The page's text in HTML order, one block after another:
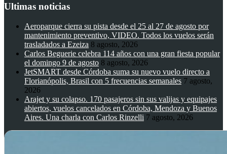
Ultimas noticias
Aeroparque cierra su pista desde el 25 al 27 de agosto por
mantenimiento preventivo, VIDEO. Todos los vuelos serán
trasladados a Ezeiza 8 agosto, 2026
Carlos Beguerie celebra 114 años con una gran fiesta popular
el domingo 9 de agosto 8 agosto, 2026
JetSMART desde Córdoba suma su nuevo vuelo directo a
Florianópolis, Brasil con 5 frecuencias semanales 7 agosto,
2026
Arajet y su colapso. 170 pasajeros sin sus valijas y equipajes
abiertos, vuelos cancelados en Córdoba, Mendoza y Buenos
Aires. Una charla con Carlos Rinzelli 7 agosto, 2026